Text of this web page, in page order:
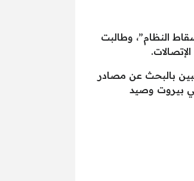
النظام”، وطالبت
بالبحث عن مصادر
في بيروت وصيد